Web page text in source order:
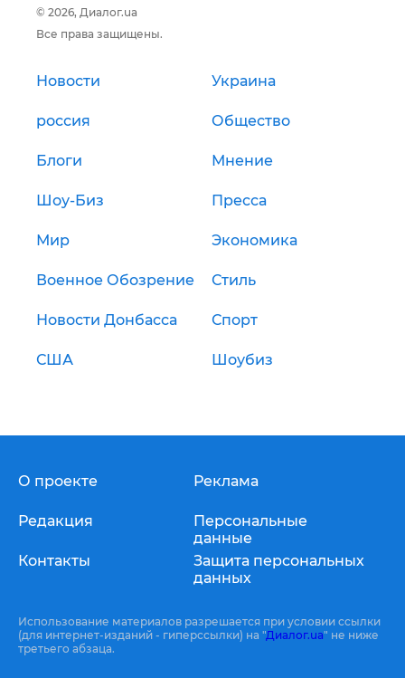
© 2026, Диалог.ua
Все права защищены.
Новости Украина
россия Общество
Блоги Мнение
Шоу-Биз Пресса
Мир Экономика
Военное Обозрение Стиль
Новости Донбасса Спорт
США Шоубиз
О проекте
Редакция
Контакты
Реклама
Персональные
данные
Защита персональных
данных
Использование материалов разрешается при условии ссылки
(для интернет-изданий - гиперссылки) на "Диалог.ua" не ниже
третьего абзаца.